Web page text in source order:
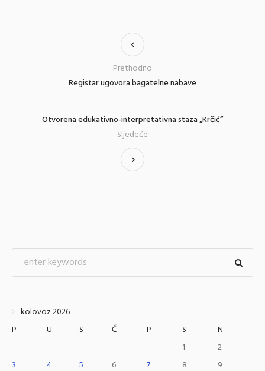
Registar ugovora bagatelne nabave
Prethodno
Otvorena edukativno-interpretativna staza „Krčić“
Sljedeće
kolovoz 2026
P
U S Č P S
N
1
2
3
4 5 6 7 8
9